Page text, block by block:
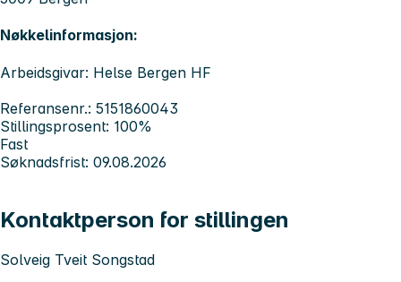
Nøkkelinformasjon:
Arbeidsgivar: Helse Bergen HF
Referansenr.: 5151860043
Stillingsprosent: 100%
Fast
Søknadsfrist: 09.08.2026
Kontaktperson for stillingen
Solveig Tveit Songstad